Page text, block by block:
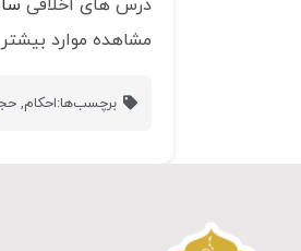
درس های اخلاقی
مشاهده موارد بیشتر
برچسب‌ها:احکام,